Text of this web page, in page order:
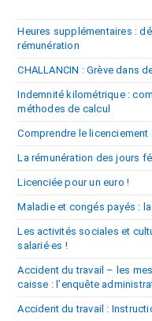
Heures supplémentaires :
rémunération
CHALLANCIN : Grève dans
Indemnité kilométrique :
méthodes de calcul
Comprendre le
La rémunération des jours
Licenciée pour un euro !
Maladie et congés payés :
Les activités sociales et
salarié·es !
Accident du travail – les
caisse : l’enquête
Accident du travail :